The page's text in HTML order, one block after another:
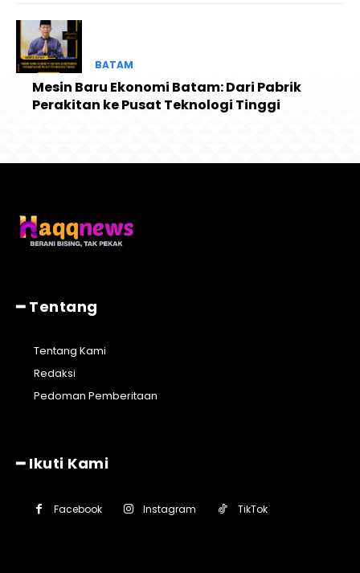
BATAM
Mesin Baru Ekonomi Batam: Dari Pabrik
Perakitan ke Pusat Teknologi Tinggi
━ Tentang
Tentang Kami
Redaksi
Pedoman Pemberitaan
━ Ikuti Kami
Facebook Instagram TikTok